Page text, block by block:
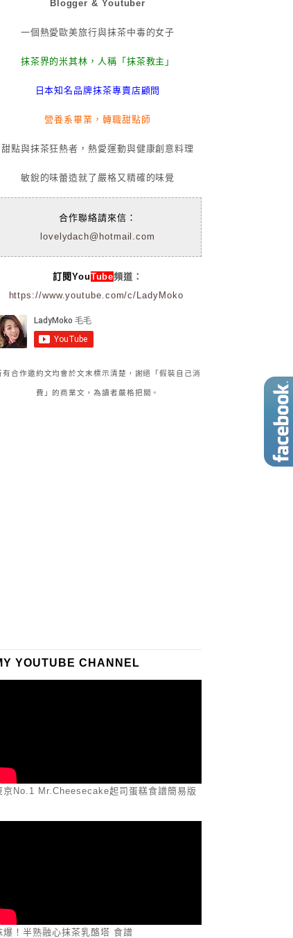
Blogger & Youtuber
一個熱愛歐美旅行與抹茶中毒的女子
抹茶界的米其林，人稱「抹茶教主」
日本知名品牌抹茶專賣店顧問
營養系畢業，轉職甜點師
甜點與抹茶狂熱者，熱愛運動與健康創意料理
敏銳的味蕾造就了嚴格又精確的味覺
合作聯絡請來信：
lovelydach@hotmail.com
訂閱YouTube頻道：
https://www.youtube.com/c/LadyMoko
有合作邀約文均會於文末標示清楚，謝絕「假裝自己消
費」的商業文，為讀者嚴格把關。
YOUTUBE CHANNEL
京No.1 Mr.Cheesecake起司蛋糕食譜簡易版
爆！半熟融心抹茶乳酪塔 食譜